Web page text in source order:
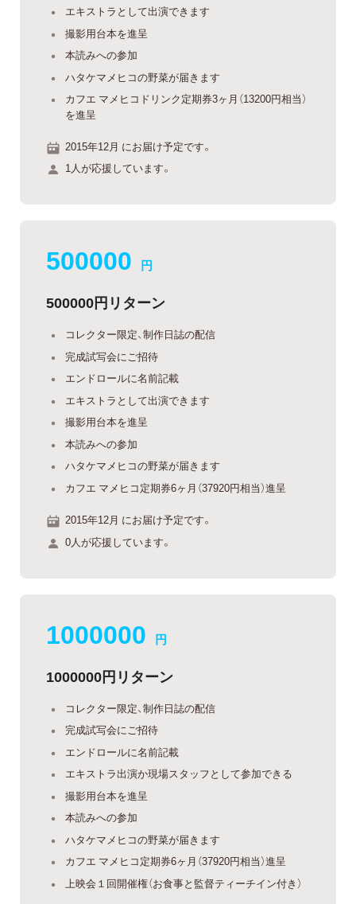
エキストラとして出演できます
撮影用台本を進呈
本読みへの参加
ハタケマメヒコの野菜が届きます
カフエ マメヒコドリンク定期券3ヶ月（13200円相当）
を進呈
2015年12月 にお届け予定です。
1人が応援しています。
500000 円
500000円リターン
コレクター限定、制作日誌の配信
完成試写会にご招待
エンドロールに名前記載
エキストラとして出演できます
撮影用台本を進呈
本読みへの参加
ハタケマメヒコの野菜が届きます
カフエ マメヒコ定期券6ヶ月（37920円相当）進呈
2015年12月 にお届け予定です。
0人が応援しています。
1000000 円
1000000円リターン
コレクター限定、制作日誌の配信
完成試写会にご招待
エンドロールに名前記載
エキストラ出演か現場スタッフとして参加できる
撮影用台本を進呈
本読みへの参加
ハタケマメヒコの野菜が届きます
カフエ マメヒコ定期券6ヶ月（37920円相当）進呈
上映会１回開催権（お食事と監督ティーチイン付き）